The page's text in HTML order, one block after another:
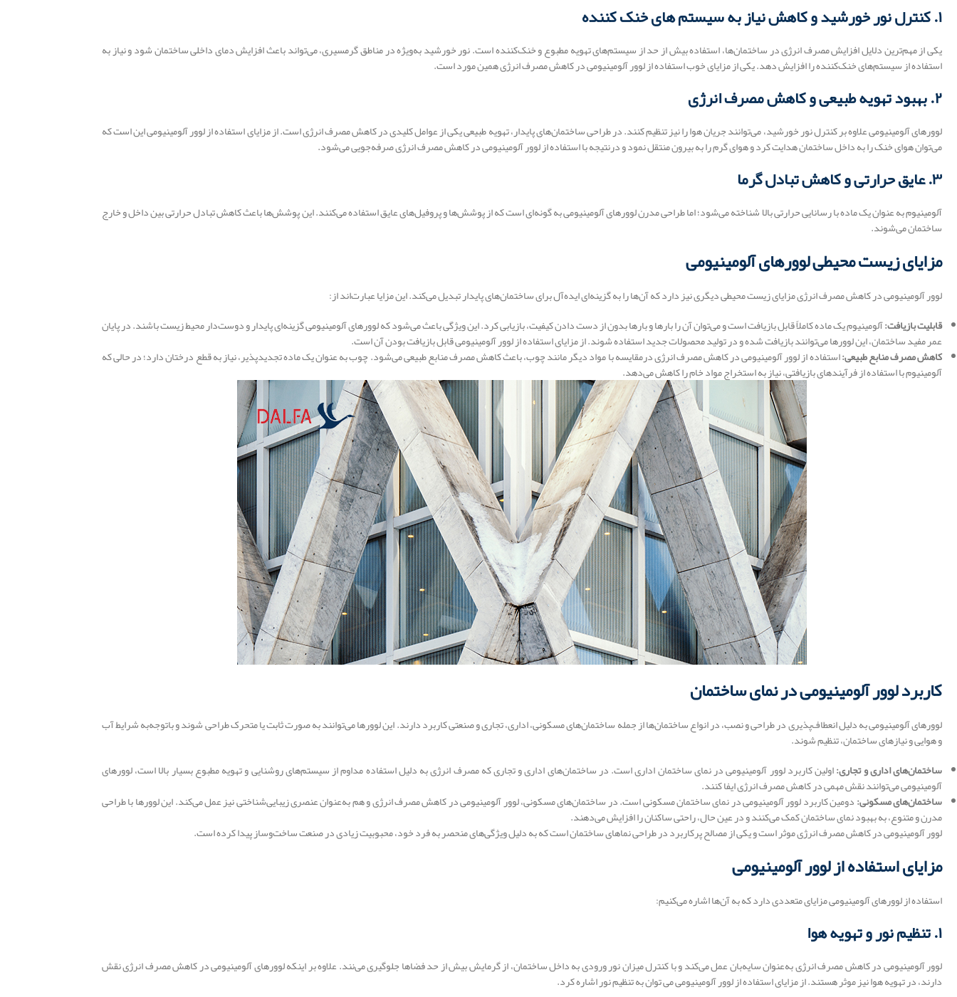
۱. کنترل نور خورشید و کاهش نیاز به سیستم‌ های خنک‌ کننده
یکی از مهم‌ترین دلایل افزایش مصرف انرژی در ساختمان‌ها، استفاده بیش از حد از سیستم‌های تهویه مطبوع و خنک‌کننده است. نور خورشید به‌ویژه در مناطق گرمسیری، می‌تواند باعث افزایش دمای داخلی ساختمان شود و نیاز به
استفاده از سیستم‌های خنک‌کننده را افزایش دهد. یکی از مزایای خوب استفاده از لوور آلومینیومی در کاهش مصرف انرژی همین مورد است.
۲. بهبود تهویه طبیعی و کاهش مصرف انرژی
لوورهای آلومینیومی علاوه بر کنترل نور خورشید، می‌توانند جریان هوا را نیز تنظیم کنند. در طراحی ساختمان‌های پایدار، تهویه طبیعی یکی از عوامل کلیدی در کاهش مصرف انرژی است. از مزایای استفاده از لوور آلومینیومی این است که
می‌توان هوای خنک را به داخل ساختمان هدایت کرد و هوای گرم را به بیرون منتقل نمود و درنتیجه با استفاده از لوور آلومینیومی در کاهش مصرف انرژی صرفه‌جویی می‌شود.
۳. عایق حرارتی و کاهش تبادل گرما
آلومینیوم به عنوان یک ماده با رسانایی حرارتی بالا شناخته می‌شود؛ اما طراحی مدرن لوورهای آلومینیومی به گونه‌ای است که از پوشش‌ها و پروفیل‌های عایق استفاده می‌کنند. این پوشش‌ها باعث کاهش تبادل حرارتی بین داخل و خارج
ساختمان می‌شوند.
مزایای زیست محیطی لوورهای آلومینیومی
لوور آلومینیومی در کاهش مصرف انرژی مزایای زیست محیطی دیگری نیز دارد که آن‌ها را به گزینه‌ای ایده‌آل برای ساختمان‌های پایدار تبدیل می‌کند. این مزایا عبارت‌اند از:
قابلیت بازیافت:آلومینیوم یک ماده کاملاً قابل بازیافت است و می‌توان آن را بارها و بارها بدون از دست دادن کیفیت، بازیابی کرد. این ویژگی باعث می‌شود که لوورهای آلومینیومی گزینه‌ای پایدار و دوست‌دار محیط زیست باشند. در پایان
عمر مفید ساختمان، این لوورها می‌توانند بازیافت شده و در تولید محصولات جدید استفاده شوند. از مزایای استفاده از لوور آلومینیومی قابل بازیافت بودن آن است.
کاهش مصرف منابع طبیعی:استفاده از لوور آلومینیومی در کاهش مصرف انرژی درمقایسه با مواد دیگر مانند چوب، باعث کاهش مصرف منابع طبیعی می‌شود. چوب به عنوان یک ماده تجدیدپذیر، نیاز به قطع درختان دارد؛ در حالی که
آلومینیوم با استفاده از فرآیندهای بازیافتی، نیاز به استخراج مواد خام را کاهش می‌دهد.
کاربرد لوور آلومینیومی در نمای ساختمان
لوورهای آلومینیومی به دلیل انعطاف‌پذیری در طراحی و نصب، در انواع ساختمان‌ها از جمله ساختمان‌های مسکونی، اداری، تجاری و صنعتی کاربرد دارند. این لوورها می‌توانند به صورت ثابت یا متحرک طراحی شوند و با‌توجه‌به شرایط آب
و هوایی و نیازهای ساختمان، تنظیم شوند.
ساختمان‌های اداری و تجاری:اولین کاربرد لوور آلومینیومی در نمای ساختمان اداری است. در ساختمان‌های اداری و تجاری که مصرف انرژی به دلیل استفاده مداوم از سیستم‌های روشنایی و تهویه مطبوع بسیار بالا است، لوورهای
آلومینیومی می‌توانند نقش مهمی در کاهش مصرف انرژی ایفا کنند.
ساختمان‌های مسکونی:دومین کاربرد لوور آلومینیومی در نمای ساختمان مسکونی است. در ساختمان‌های مسکونی، لوور آلومینیومی در کاهش مصرف انرژی و هم به‌عنوان عنصری زیبایی‌شناختی نیز عمل می‌کند. این لوورها با طراحی
مدرن و متنوع، به بهبود نمای ساختمان کمک می‌کنند و در عین حال، راحتی ساکنان را افزایش می‌دهند.
لوور آلومینیومی در کاهش مصرف انرژی موثر است و یکی از مصالح پرکاربرد در طراحی نماهای ساختمان است که به دلیل ویژگی‌های منحصر به فرد خود، محبوبیت زیادی در صنعت ساخت‌وساز پیدا کرده است.
مزایای استفاده از لوور آلومینیومی
استفاده از لوورهای آلومینیومی مزایای متعددی دارد که به آن‌ها اشاره می‌کنیم:
۱. تنظیم نور و تهویه هوا
لوور آلومینیومی در کاهش مصرف انرژی به‌عنوان سایه‌بان عمل می‌کند و با کنترل میزان نور ورودی به داخل ساختمان، از گرمایش بیش از حد فضاها جلوگیری می‌نند. علاوه بر اینکه لوورهای آلومینیومی در کاهش مصرف انرژی نقش
دارند، در تهویه هوا نیز موثر هستند. از مزایای استفاده از لوور آلومینیومی می توان به تنظیم نور اشاره کرد.